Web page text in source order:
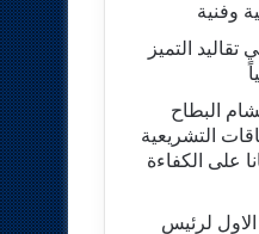
وفنية
تقاليد التميز
البطاح
التشريعية
على الكفاءة
لرئيس